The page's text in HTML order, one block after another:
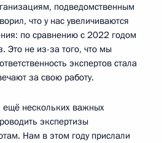
подведомственным
что у нас увеличиваются
по сравнению с 2022 годом
Это не из-за того, что мы
экспертов стала
за свою работу.
ещё нескольких важных
экспертизы
Нам в этом году прислали